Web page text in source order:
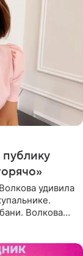
удивила
Волкова